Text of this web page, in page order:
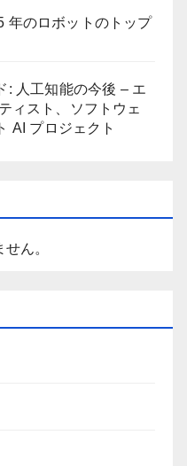
年のロボットのトップ
: 人工知能の今後 – エ
ィスト、ソフトウェ
AI プロジェクト
ん。